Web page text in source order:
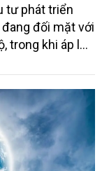
tư phát triển
đối mặt với
trong khi áp lực
đảm bảo tưới
nông nghiệp,
vụ vi phạm
xả rác, nước
phí tiêu